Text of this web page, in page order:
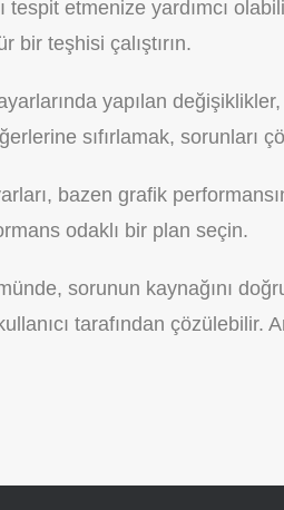
tespit etmenize yardımcı
bir teşhisi çalıştırın.
yapılan
sıfırlamak, sorunları
bazen grafik
odaklı bir plan seçin.
sorunun kaynağını
tarafından